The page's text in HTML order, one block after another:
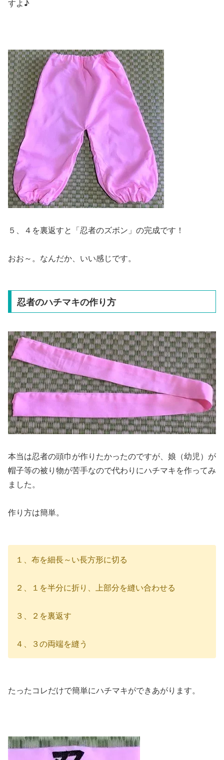
すよ♪
５、４を裏返すと「忍者のズボン」の完成です！
おお～。なんだか、いい感じです。
忍者のハチマキの作り方
本当は忍者の頭巾が作りたかったのですが、娘（幼児）が
帽子等の被り物が苦手なので代わりにハチマキを作ってみ
ました。
作り方は簡単。
１、布を細長～い長方形に切る
２、１を半分に折り、上部分を縫い合わせる
３、２を裏返す
４、３の両端を縫う
たったコレだけで簡単にハチマキができあがります。